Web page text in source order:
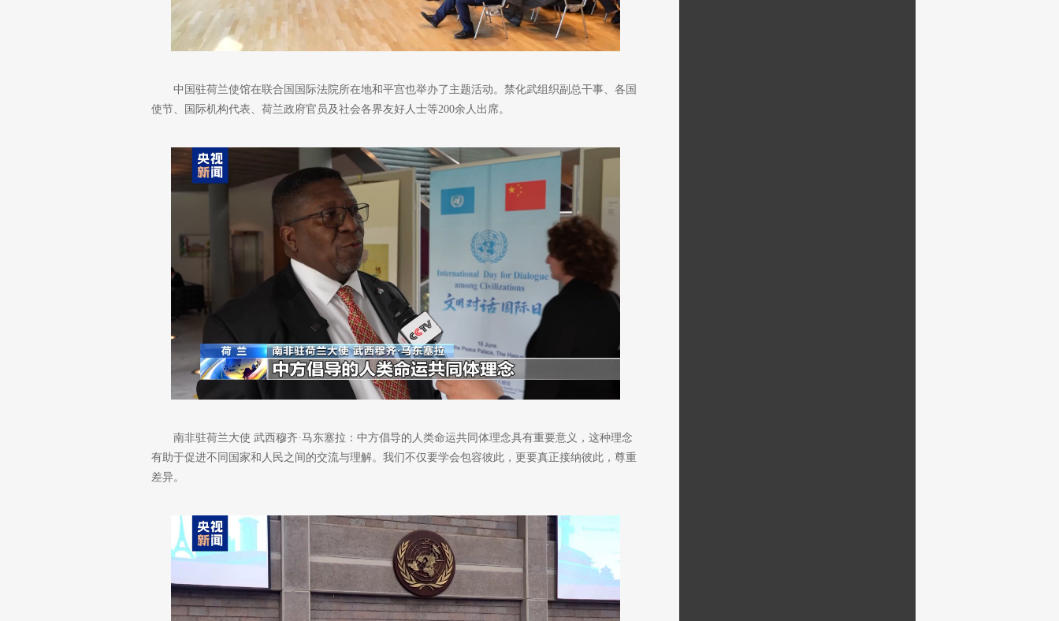
中国驻荷兰使馆在联合国国际法院所在地和平宫也举办了主题活动。禁化武组织副总干事、各国
使节、国际机构代表、荷兰政府官员及社会各界友好人士等200余人出席。
南非驻荷兰大使 武西穆齐·马东塞拉：中方倡导的人类命运共同体理念具有重要意义，这种理念
有助于促进不同国家和人民之间的交流与理解。我们不仅要学会包容彼此，更要真正接纳彼此，尊重
差异。